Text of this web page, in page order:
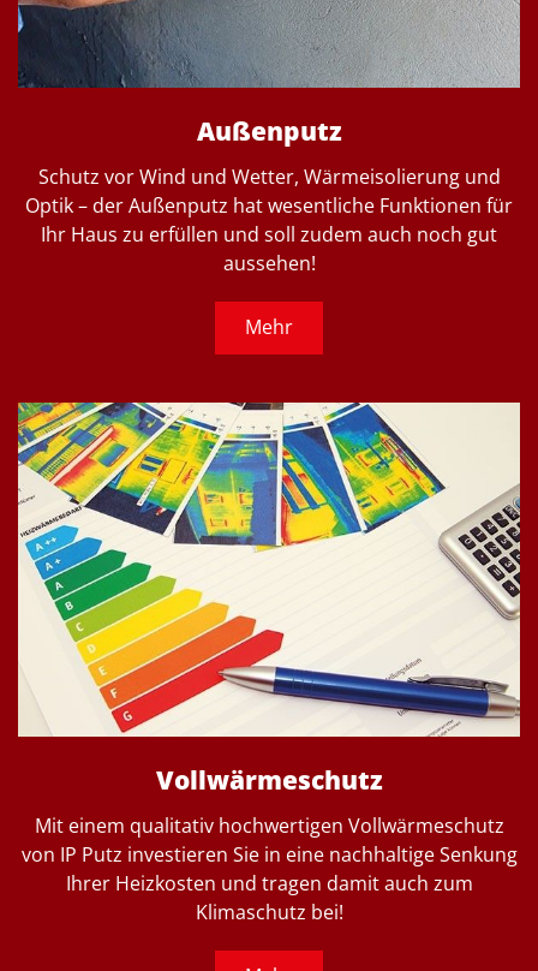
Außenputz
Schutz vor Wind und Wetter, Wärmeisolierung und
Optik – der Außenputz hat wesentliche Funktionen für
Ihr Haus zu erfüllen und soll zudem auch noch gut
aussehen!
Mehr
Vollwärmeschutz
Mit einem qualitativ hochwertigen Vollwärmeschutz
von IP Putz investieren Sie in eine nachhaltige Senkung
Ihrer Heizkosten und tragen damit auch zum
Klimaschutz bei!